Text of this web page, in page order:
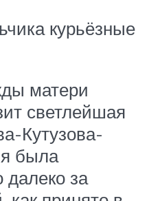
курьёзные
матери
светлейшая
Кутузова-
была
за